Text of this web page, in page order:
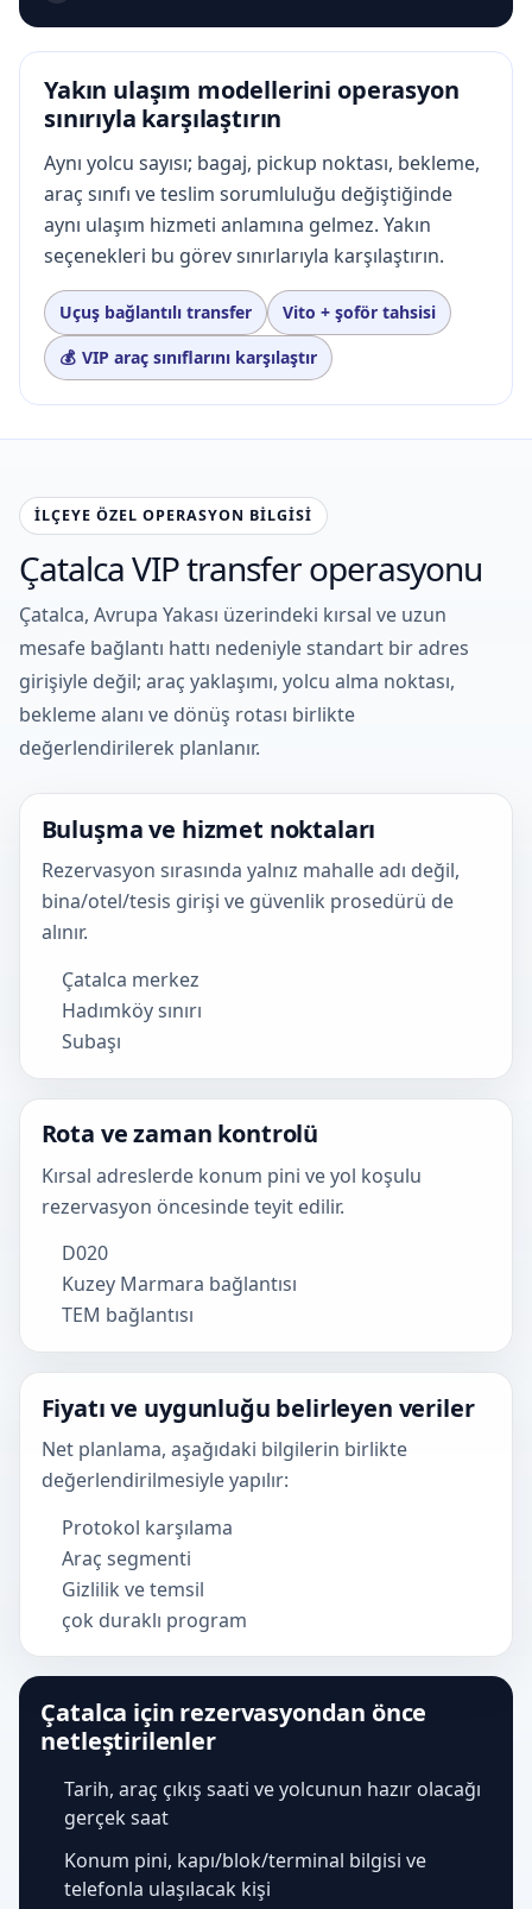
Yakın ulaşım modellerini operasyon
sınırıyla karşılaştırın
Aynı yolcu sayısı; bagaj, pickup noktası, bekleme,
araç sınıfı ve teslim sorumluluğu değiştiğinde
aynı ulaşım hizmeti anlamına gelmez. Yakın
seçenekleri bu görev sınırlarıyla karşılaştırın.
Uçuş bağlantılı transfer
Vito + şoför tahsisi
VIP araç sınıflarını karşılaştır
İLÇEYE ÖZEL OPERASYON BILGISI
Çatalca VIP transfer operasyonu
Çatalca, Avrupa Yakası üzerindeki kırsal ve uzun
mesafe bağlantı hattı nedeniyle standart bir adres
girişiyle değil; araç yaklaşımı, yolcu alma noktası,
bekleme alanı ve dönüş rotası birlikte
değerlendirilerek planlanır.
Buluşma ve hizmet noktaları
Rezervasyon sırasında yalnız mahalle adı değil,
bina/otel/tesis girişi ve güvenlik prosedürü de
alınır.
Çatalca merkez
Hadımköy sınırı
Subaşı
Rota ve zaman kontrolü
Kırsal adreslerde konum pini ve yol koşulu
rezervasyon öncesinde teyit edilir.
D020
Kuzey Marmara bağlantısı
TEM bağlantısı
Fiyatı ve uygunluğu belirleyen veriler
Net planlama, aşağıdaki bilgilerin birlikte
değerlendirilmesiyle yapılır:
Protokol karşılama
Araç segmenti
Gizlilik ve temsil
çok duraklı program
Çatalca için rezervasyondan önce
netleştirilenler
Tarih, araç çıkış saati ve yolcunun hazır olacağı
gerçek saat
Konum pini, kapı/blok/terminal bilgisi ve
telefonla ulaşılacak kişi